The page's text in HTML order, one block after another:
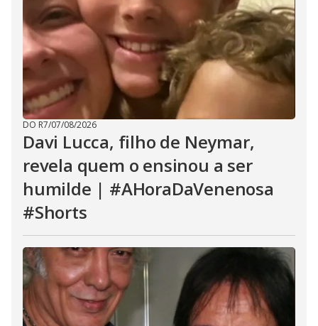
DO R7/07/08/2026
Davi Lucca, filho de Neymar,
revela quem o ensinou a ser
humilde | #AHoraDaVenenosa
#Shorts